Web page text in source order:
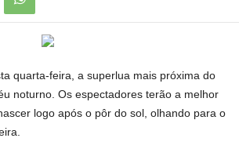
quarta-feira, a superlua mais próxima do
noturno. Os espectadores terão a melhor
logo após o pôr do sol, olhando para o